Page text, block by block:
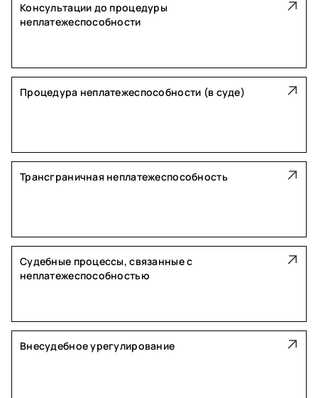
Консультации до процедуры
неплатежеспособности
Процедура неплатежеспособности (в суде)
Трансграничная неплатежеспособность
Судебные процессы, связанные с
неплатежеспособностью
Внесудебное урегулирование